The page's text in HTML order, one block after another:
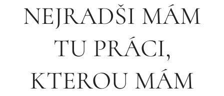
NEJRADŠI MÁM
TU PRÁCI,
KTEROU MÁM